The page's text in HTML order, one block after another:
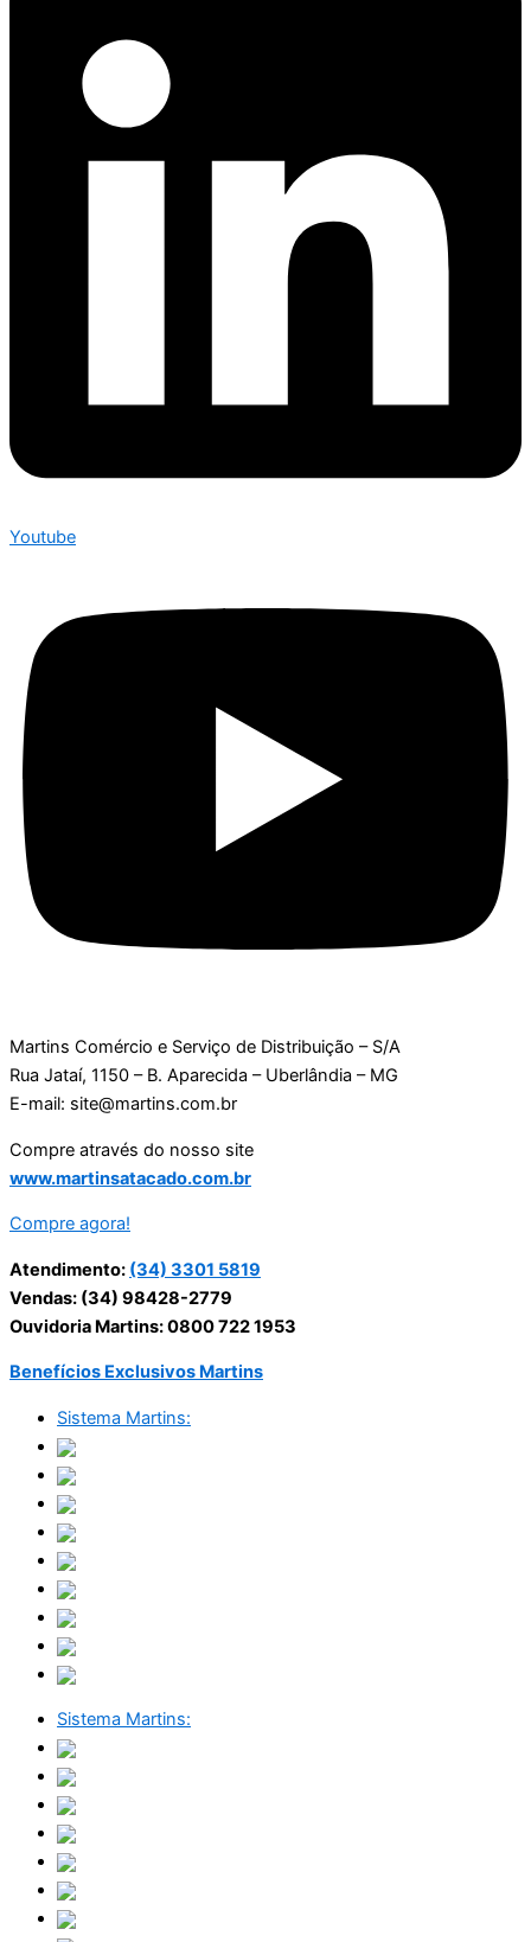
Youtube
Martins Comércio e Serviço de Distribuição – S/A
Rua Jataí, 1150 – B. Aparecida – Uberlândia – MG
E-mail: site@martins.com.br
Compre através do nosso site
www.martinsatacado.com.br
Compre agora!
Atendimento: (34) 3301 5819
Vendas: (34) 98428-2779
Ouvidoria Martins: 0800 722 1953
Benefícios Exclusivos Martins
Sistema Martins:
Sistema Martins: